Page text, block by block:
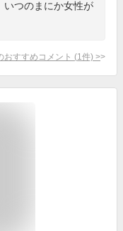
いつのまにか女性が
おすすめコメント (1 件) >